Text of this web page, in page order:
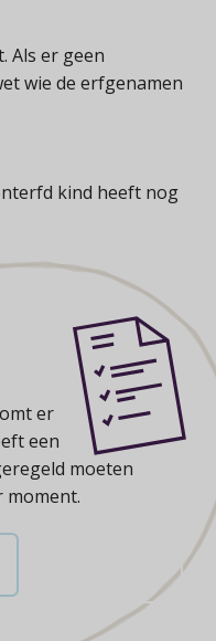
Als er geen
wie de erfgenamen
kind heeft nog
er
een
moeten
moment.
regelen